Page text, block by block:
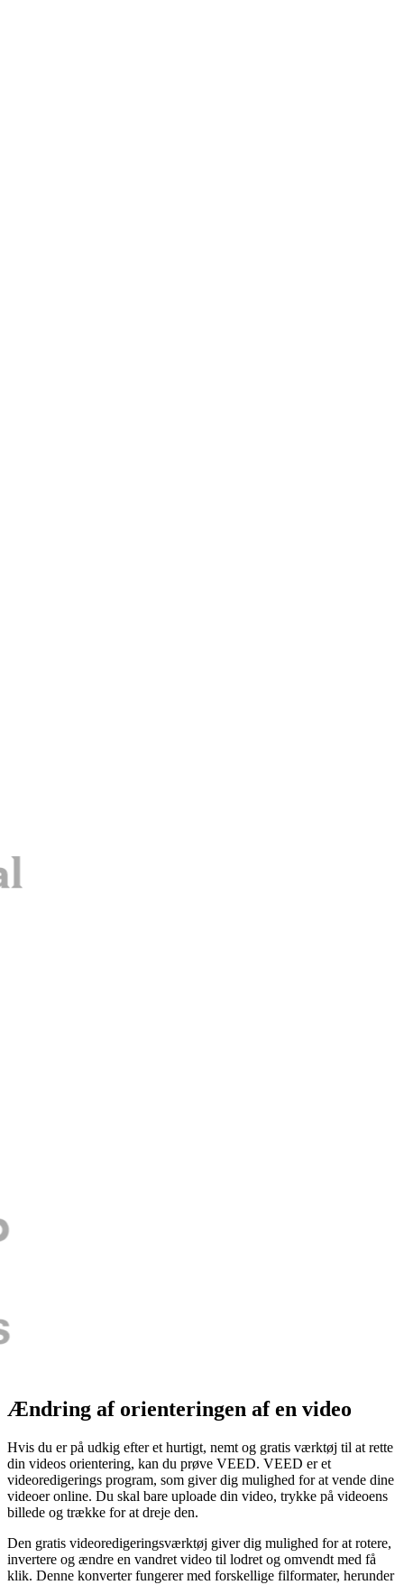
Ændring af orienteringen af en video
Hvis du er på udkig efter et hurtigt, nemt og gratis værktøj til at rette
din videos orientering, kan du prøve VEED. VEED er et
videoredigerings program, som giver dig mulighed for at vende dine
videoer online. Du skal bare uploade din video, trykke på videoens
billede og trække for at dreje den.
Den gratis videoredigeringsværktøj giver dig mulighed for at rotere,
invertere og ændre en vandret video til lodret og omvendt med få
klik. Denne konverter fungerer med forskellige filformater, herunder